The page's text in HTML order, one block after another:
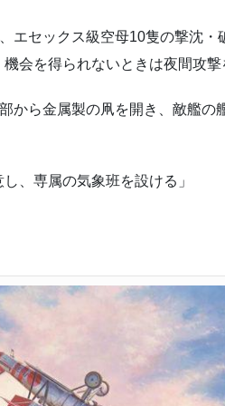
エセックス級空母10隻の撃沈・
会を得られないときは夜間攻撃
から金属製の凧を開き、敵艦の
、専属の気象班を設ける」